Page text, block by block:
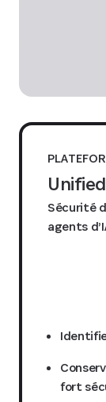
Sécurité
agents
fort